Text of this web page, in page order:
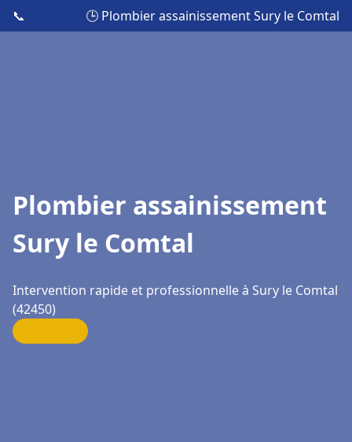
📞 🕒 Plombier assainissement Sury le Comtal
Plombier assainissement
Sury le Comtal
Intervention rapide et professionnelle à Sury le Comtal
(42450)